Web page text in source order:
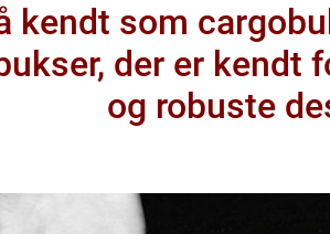
kendt som
der er kendt
og robuste